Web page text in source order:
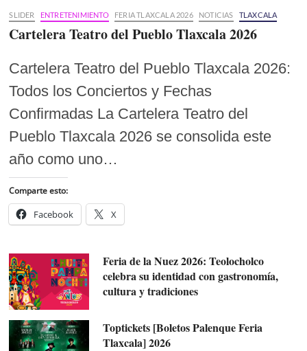
SLIDER ENTRETENIMIENTO FERIA TLAXCALA 2026 NOTICIAS TLAXCALA
Cartelera Teatro del Pueblo Tlaxcala 2026
Cartelera Teatro del Pueblo Tlaxcala 2026:
Todos los Conciertos y Fechas
Confirmadas La Cartelera Teatro del
Pueblo Tlaxcala 2026 se consolida este
año como uno…
Comparte esto:
Facebook X
Feria de la Nuez 2026: Teolocholco
celebra su identidad con gastronomía,
cultura y tradiciones
Toptickets [Boletos Palenque Feria
Tlaxcala] 2026